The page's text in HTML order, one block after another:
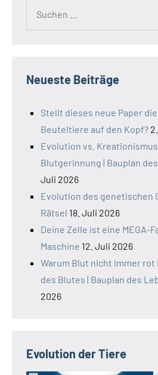
Neueste Beiträge
Stellt dieses neue Paper
Beuteltiere auf den Kopf?
Evolution vs.
Blutgerinnung | Bauplan
Juli 2026
Evolution des genetischen
Rätsel 18. Juli 2026
Deine Zelle ist eine MEGA-
Maschine 12. Juli 2026
Warum Blut nicht immer rot
des Blutes | Bauplan des
2026
Evolution der Tiere